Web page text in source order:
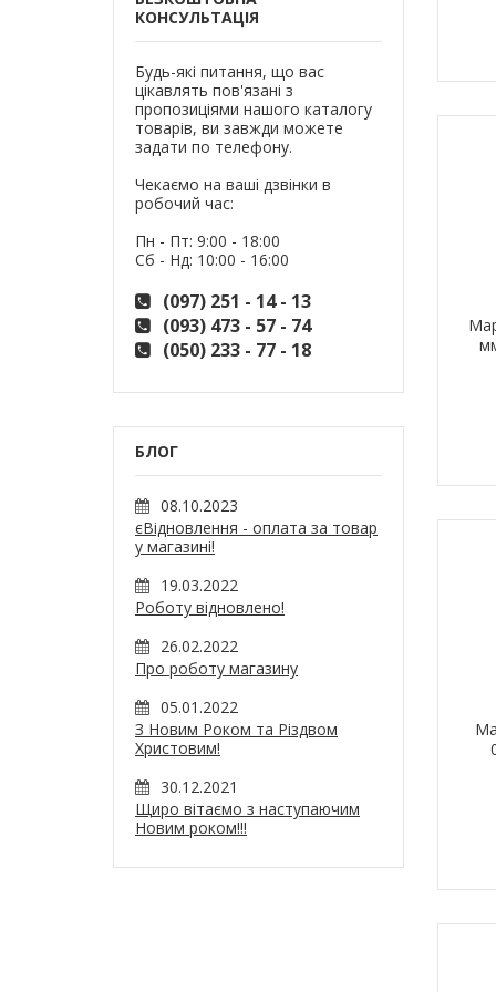
КОНСУЛЬТАЦІЯ
Будь-які питання, що вас
цікавлять пов'язані з
пропозиціями нашого каталогу
товарів, ви завжди можете
задати по телефону.
Чекаємо на ваші дзвінки в
робочий час:
Пн - Пт: 9:00 - 18:00
Сб - Нд: 10:00 - 16:00
(097) 251 - 14 - 13
(093) 473 - 57 - 74
(050) 233 - 77 - 18
БЛОГ
08.10.2023
єВідновлення - оплата за товар
у магазині!
19.03.2022
Роботу відновлено!
26.02.2022
Про роботу магазину
05.01.2022
З Новим Роком та Різдвом
Христовим!
30.12.2021
Щиро вітаємо з наступаючим
Новим роком!!!